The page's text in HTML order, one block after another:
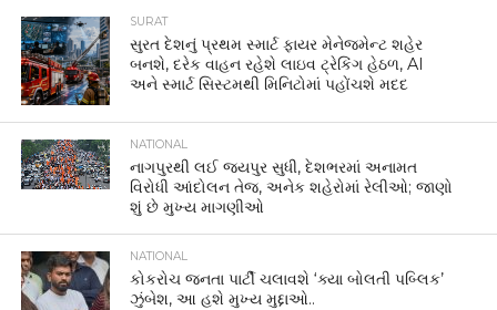
SURAT
સુરત દેશનું પ્રથમ સ્માર્ટ ફાયર મેનેજમેન્ટ શહેર
બનશે, દરેક વાહન રહેશે લાઇવ ટ્રેકિંગ હેઠળ, AI
અને સ્માર્ટ સિસ્ટમથી મિનિટોમાં પહોંચશે મદદ
NATIONAL
નાગપુરથી લઈ જયપુર સુધી, દેશભરમાં અનામત
વિરોધી આંદોલન તેજ, અનેક શહેરોમાં રેલીઓ; જાણો
શું છે મુખ્ય માગણીઓ
NATIONAL
કોકરોચ જનતા પાર્ટી ચલાવશે ‘ક્યા બોલતી પબ્લિક’
ઝુંબેશ, આ હશે મુખ્ય મુદ્દાઓ..